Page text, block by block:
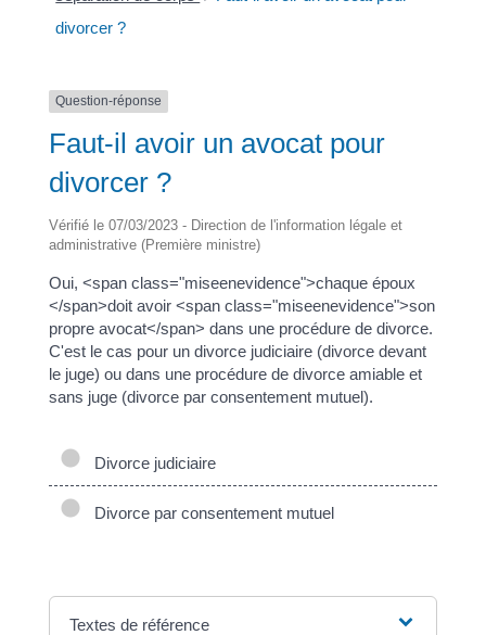
divorcer ?
Question-réponse
Faut-il avoir un avocat pour
divorcer ?
Vérifié le 07/03/2023 - Direction de l'information légale et
administrative (Première ministre)
Oui, <span class="miseenevidence">chaque époux
</span>doit avoir <span class="miseenevidence">son
propre avocat</span> dans une procédure de divorce.
C'est le cas pour un divorce judiciaire (divorce devant
le juge) ou dans une procédure de divorce amiable et
sans juge (divorce par consentement mutuel).
Divorce judiciaire
Divorce par consentement mutuel
Textes de référence